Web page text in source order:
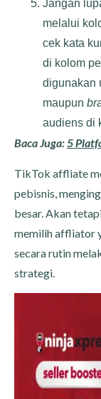
Jangan
melalui
cek kata
di kolom
digunakan
maupun
audiens di
Baca Juga:5
TikTok affliate
pebisnis,
besar. Akan
memilih affliator
secara rutin
strategi.